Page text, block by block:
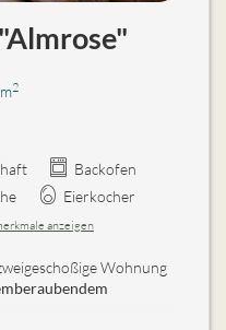
m2
Backofen
Eierkocher
anzeigen
Wohnung